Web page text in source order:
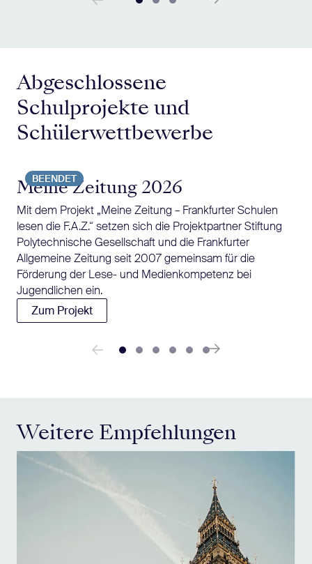
Abgeschlossene
Schulprojekte und
Schülerwettbewerbe
BEENDET
Meine Zeitung 2026
Mit dem Projekt „Meine Zeitung – Frankfurter Schulen
lesen die F.A.Z.“ setzen sich die Projektpartner Stiftung
Polytechnische Gesellschaft und die Frankfurter
Allgemeine Zeitung seit 2007 gemeinsam für die
Förderung der Lese- und Medienkompetenz bei
Jugendlichen ein.
Zum Projekt
Weitere Empfehlungen